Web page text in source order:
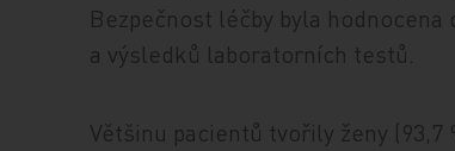
Bezpečnost léčby byla
a výsledků laboratorních testů.
Většinu pacientů tvořily ženy (93,7